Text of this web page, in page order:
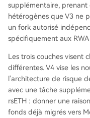
supplémentaire, prenant
hétérogènes que V3 ne
un fork autorisé
spécifiquement aux
Les trois couches visent
différentes. V4 vise les
l'architecture de risque
avec une tâche
rsETH : donner une
fonds déjà migrés vers